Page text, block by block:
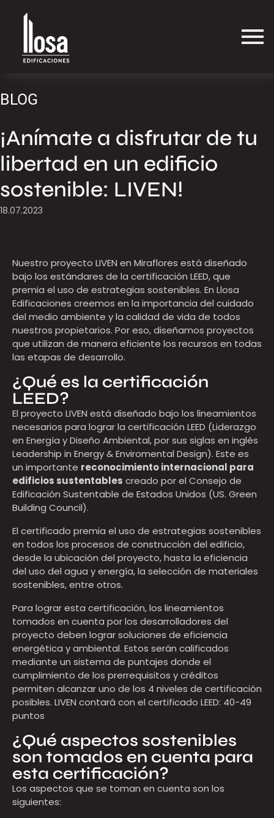
BLOG
¡Anímate a disfrutar de tu
libertad en un edificio
sostenible: LIVEN!
18.07.2023
Nuestro proyecto LIVEN en Miraflores está diseñado
bajo los estándares de la certificación LEED, que
premia el uso de estrategias sostenibles. En Llosa
Edificaciones creemos en la importancia del cuidado
del medio ambiente y la calidad de vida de todos
nuestros propietarios. Por eso, diseñamos proyectos
que utilizan de manera eficiente los recursos en todas
las etapas de desarrollo.
¿Qué es la certificación
LEED?
El proyecto LIVEN está diseñado bajo los lineamientos
necesarios para lograr la certificación LEED (Liderazgo
en Energía y Diseño Ambiental, por sus siglas en inglés
Leadership in Energy & Enviromental Design). Este es
un importante reconocimiento internacional para
edificios sustentables creado por el Consejo de
Edificación Sustentable de Estados Unidos (US. Green
Building Council).
El certificado premia el uso de estrategias sostenibles
en todos los procesos de construcción del edificio,
desde la ubicación del proyecto, hasta la eficiencia
del uso del agua y energía, la selección de materiales
sostenibles, entre otros.
Para lograr esta certificación, los lineamientos
tomados en cuenta por los desarrolladores del
proyecto deben lograr soluciones de eficiencia
energética y ambiental. Estos serán calificados
mediante un sistema de puntajes donde el
cumplimiento de los prerrequisitos y créditos
permiten alcanzar uno de los 4 niveles de certificación
posibles. LIVEN contará con el certificado LEED: 40-49
puntos
¿Qué aspectos sostenibles
son tomados en cuenta para
esta certificación?
Los aspectos que se toman en cuenta son los
siguientes: